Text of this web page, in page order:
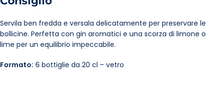
Servila ben fredda e versala delicatamente per preservare le
bollicine. Perfetta con gin aromatici e una scorza di limone o
lime per un equilibrio impeccabile.
Formato: 6 bottiglie da 20 cl – vetro